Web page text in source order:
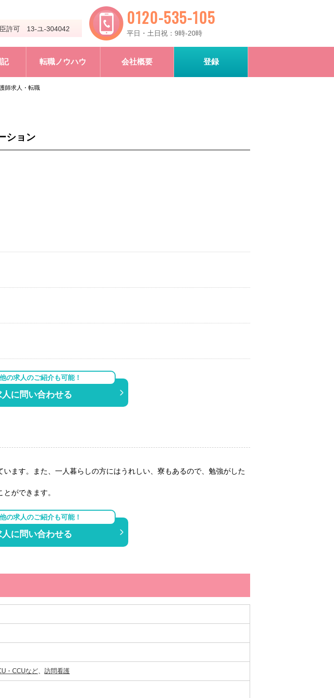
許可 13-ユ-304042
0120-535-105
平日・土日祝：9時-20時
転職ノウハウ 会社概要 登録
師求人・転職
ション
の求人のご紹介も可能！
人に問い合わせる
ます。また、一人暮らしの方にはうれしい、寮もあるので、勉強がした
ができます。
の求人のご紹介も可能！
人に問い合わせる
・CCUなど、 訪問看護